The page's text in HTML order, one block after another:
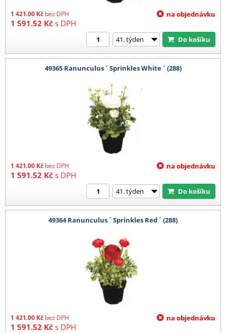
1 421.00 Kč bez DPH
1 591.52 Kč s DPH
na objednávku
Do košíku
49365 Ranunculus ´ Sprinkles White ´ (288)
1 421.00 Kč bez DPH
1 591.52 Kč s DPH
na objednávku
Do košíku
49364 Ranunculus ´ Sprinkles Red ´ (288)
1 421.00 Kč bez DPH
1 591.52 Kč s DPH
na objednávku